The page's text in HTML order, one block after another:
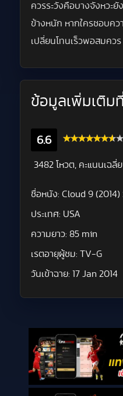
ควรระวังคือบางจังหวะ
ข้างหนัก หากใครชอบคว
เปลี่ยนโทนเร็วพอสมควร
ข้อมูลเพิ่มเติม
6.6
3482 โหวต, คะแนนเฉลี่ย
ชื่อหนัง: Cloud 9 (2014)
ประเทศ: USA
ความยาว: 85 min
เรตอายุผู้ชม: TV-G
วันเข้าฉาย: 17 Jan 2014